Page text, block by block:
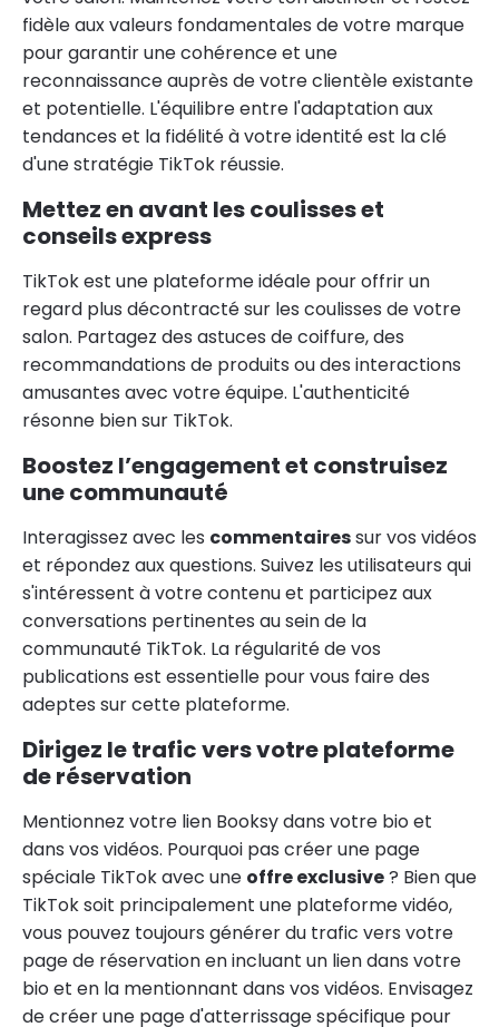
fidèle aux valeurs fondamentales de votre marque
pour garantir une cohérence et une
reconnaissance auprès de votre clientèle existante
et potentielle. L'équilibre entre l'adaptation aux
tendances et la fidélité à votre identité est la clé
d'une stratégie TikTok réussie.
Mettez en avant les coulisses et
conseils express
TikTok est une plateforme idéale pour offrir un
regard plus décontracté sur les coulisses de votre
salon. Partagez des astuces de coiffure, des
recommandations de produits ou des interactions
amusantes avec votre équipe. L'authenticité
résonne bien sur TikTok.
Boostez l’engagement et construisez
une communauté
Interagissez avec les commentairessur vos vidéos
et répondez aux questions. Suivez les utilisateurs qui
s'intéressent à votre contenu et participez aux
conversations pertinentes au sein de la
communauté TikTok. La régularité de vos
publications est essentielle pour vous faire des
adeptes sur cette plateforme.
Dirigez le trafic vers votre plateforme
de réservation
Mentionnez votre lien Booksy dans votre bio et
dans vos vidéos. Pourquoi pas créer une page
spéciale TikTok avec une offre exclusive? Bien que
TikTok soit principalement une plateforme vidéo,
vous pouvez toujours générer du trafic vers votre
page de réservation en incluant un lien dans votre
bio et en la mentionnant dans vos vidéos. Envisagez
de créer une page d'atterrissage spécifique pour